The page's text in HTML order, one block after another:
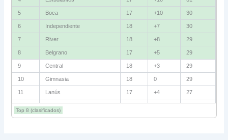
U. Católica
Cruzeiro 11
Boca Jrs.
Barcelona SC
Grupo E
Corinthians
5 Boca 17 +10 30
6 Independiente 18 +7 30
7 River 18 +8 29
8 Belgrano 17 +5 29
9 Central 18 +3 29
10 Gimnasia 18 0 29
11 Lanús 17 +4 27
12 Barracas
13 Talleres 18 +1 26
Top 8 (clasificados)